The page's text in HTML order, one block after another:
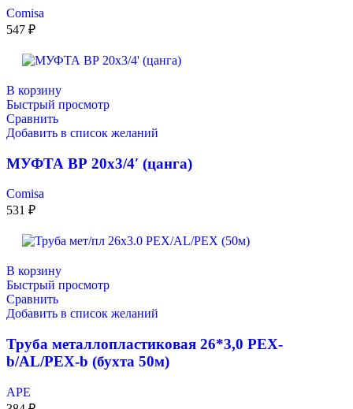
Comisa
547 ₽
В корзину
Быстрый просмотр
Сравнить
Добавить в список желаний
МУФТА ВР 20х3/4′ (цанга)
Comisa
531 ₽
В корзину
Быстрый просмотр
Сравнить
Добавить в список желаний
Труба металлопластиковая 26*3,0 PEX-
b/AL/PEX-b (бухта 50м)
APE